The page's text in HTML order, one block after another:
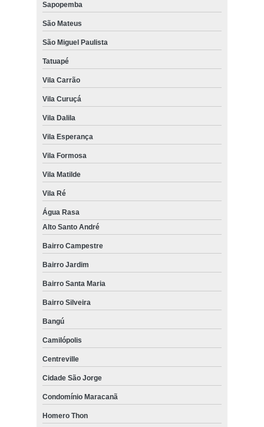
Sapopemba
São Mateus
São Miguel Paulista
Tatuapé
Vila Carrão
Vila Curuçá
Vila Dalila
Vila Esperança
Vila Formosa
Vila Matilde
Vila Ré
Água Rasa
Alto Santo André
Bairro Campestre
Bairro Jardim
Bairro Santa Maria
Bairro Silveira
Bangú
Camilópolis
Centreville
Cidade São Jorge
Condomínio Maracanã
Homero Thon